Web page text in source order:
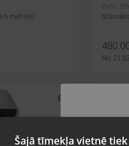
6 mēneši)
Balvi,
No 21.82
valsti
Šajā tīmekļa vietnē